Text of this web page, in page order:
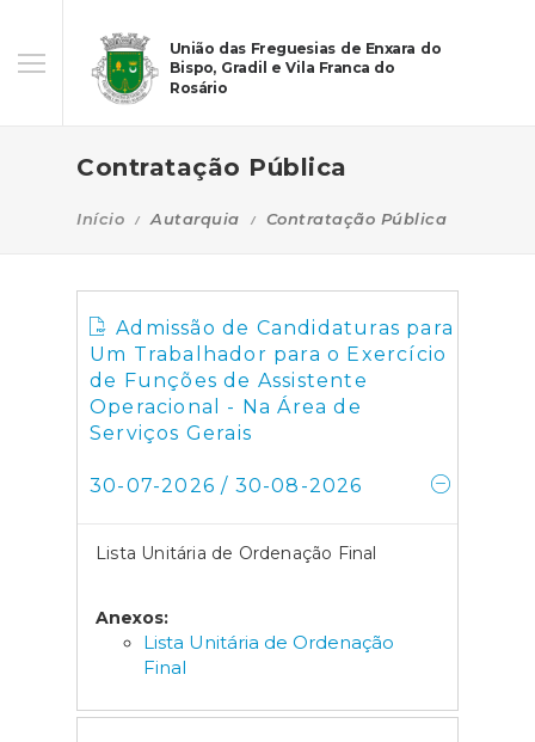
União das Freguesias de Enxara do
Bispo, Gradil e Vila Franca do
Rosário
Contratação Pública
Início Autarquia Contratação Pública
Admissão de Candidaturas para
Um Trabalhador para o Exercício
de Funções de Assistente
Operacional - Na Área de
Serviços Gerais
30-07-2026 / 30-08-2026
Lista Unitária de Ordenação Final
Anexos:
Lista Unitária de Ordenação
Final